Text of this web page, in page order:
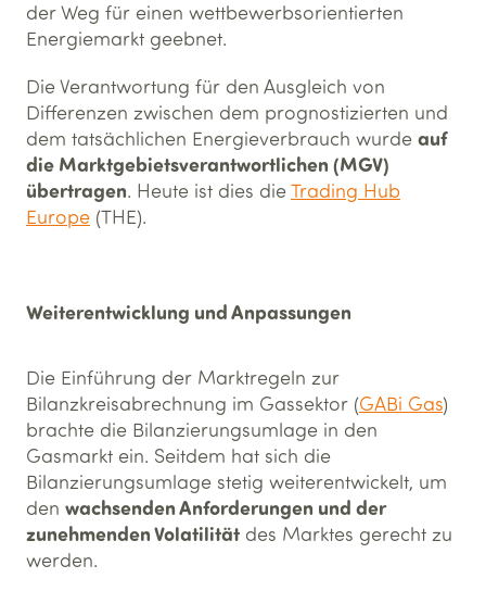
der Weg für einen wettbewerbsorientierten
Energiemarkt geebnet.
Die Verantwortung für den Ausgleich von
Differenzen zwischen dem prognostizierten und
dem tatsächlichen Energieverbrauch wurde auf
die Marktgebietsverantwortlichen (MGV)
übertragen. Heute ist dies dieTrading Hub
Europe (THE).
Weiterentwicklung und Anpassungen
Die Einführung der Marktregeln zur
Bilanzkreisabrechnung im Gassektor (GABi Gas)
brachte die Bilanzierungsumlage in den
Gasmarkt ein. Seitdem hat sich die
Bilanzierungsumlage stetig weiterentwickelt, um
den wachsenden Anforderungen und der
zunehmenden Volatilität des Marktes gerecht zu
werden.